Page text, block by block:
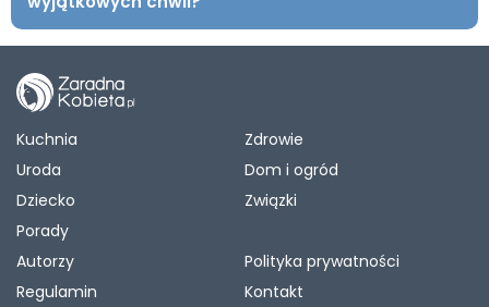
Kuchnia
Zdrowie
Uroda
Dom i ogród
Dziecko
Związki
Porady
Autorzy
Polityka prywatności
Regulamin
Kontakt